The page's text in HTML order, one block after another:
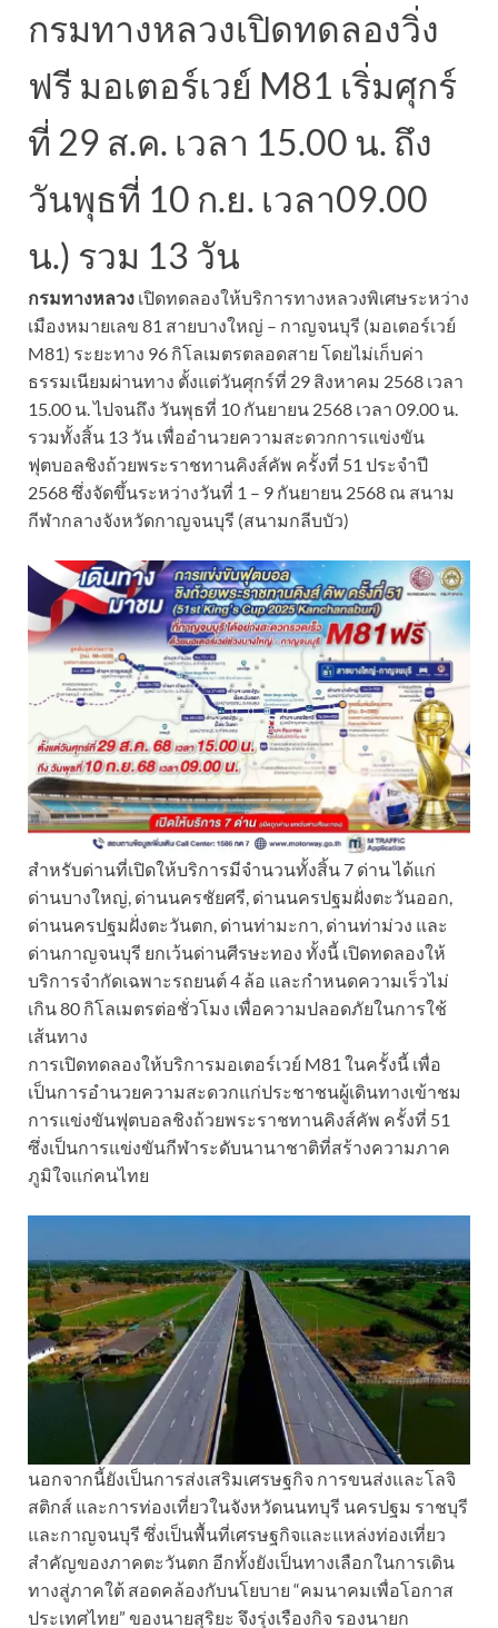
กรมทางหลวงเปิดทดลองวิ่ง
ฟรี มอเตอร์เวย์ M81 เริ่มศุกร์
ที่ 29 ส.ค. เวลา 15.00 น. ถึง
วันพุธที่ 10 ก.ย. เวลา09.00
น.) รวม 13 วัน
กรมทางหลวง เปิดทดลองให้บริการทางหลวงพิเศษระหว่าง
เมืองหมายเลข 81 สายบางใหญ่ – กาญจนบุรี (มอเตอร์เวย์
M81) ระยะทาง 96 กิโลเมตรตลอดสาย โดยไม่เก็บค่า
ธรรมเนียมผ่านทาง ตั้งแต่วันศุกร์ที่ 29 สิงหาคม 2568 เวลา
15.00 น. ไปจนถึง วันพุธที่ 10 กันยายน 2568 เวลา 09.00 น.
รวมทั้งสิ้น 13 วัน เพื่ออำนวยความสะดวกการแข่งขัน
ฟุตบอลชิงถ้วยพระราชทานคิงส์คัพ ครั้งที่ 51 ประจำปี
2568 ซึ่งจัดขึ้นระหว่างวันที่ 1 – 9 กันยายน 2568 ณ สนาม
กีฬากลางจังหวัดกาญจนบุรี (สนามกลีบบัว)
สำหรับด่านที่เปิดให้บริการมีจำนวนทั้งสิ้น 7 ด่าน ได้แก่
ด่านบางใหญ่, ด่านนครชัยศรี, ด่านนครปฐมฝั่งตะวันออก,
ด่านนครปฐมฝั่งตะวันตก, ด่านท่ามะกา, ด่านท่าม่วง และ
ด่านกาญจนบุรี ยกเว้นด่านศีรษะทอง ทั้งนี้ เปิดทดลองให้
บริการจำกัดเฉพาะรถยนต์ 4 ล้อ และกำหนดความเร็วไม่
เกิน 80 กิโลเมตรต่อชั่วโมง เพื่อความปลอดภัยในการใช้
เส้นทาง
การเปิดทดลองให้บริการมอเตอร์เวย์ M81 ในครั้งนี้ เพื่อ
เป็นการอำนวยความสะดวกแก่ประชาชนผู้เดินทางเข้าชม
การแข่งขันฟุตบอลชิงถ้วยพระราชทานคิงส์คัพ ครั้งที่ 51
ซึ่งเป็นการแข่งขันกีฬาระดับนานาชาติที่สร้างความภาค
ภูมิใจแก่คนไทย
นอกจากนี้ยังเป็นการส่งเสริมเศรษฐกิจ การขนส่งและโลจิ
สติกส์ และการท่องเที่ยวในจังหวัดนนทบุรี นครปฐม ราชบุรี
และกาญจนบุรี ซึ่งเป็นพื้นที่เศรษฐกิจและแหล่งท่องเที่ยว
สำคัญของภาคตะวันตก อีกทั้งยังเป็นทางเลือกในการเดิน
ทางสู่ภาคใต้ สอดคล้องกับนโยบาย “คมนาคมเพื่อโอกาส
ประเทศไทย” ของนายสุริยะ จึงรุ่งเรืองกิจ รองนายก